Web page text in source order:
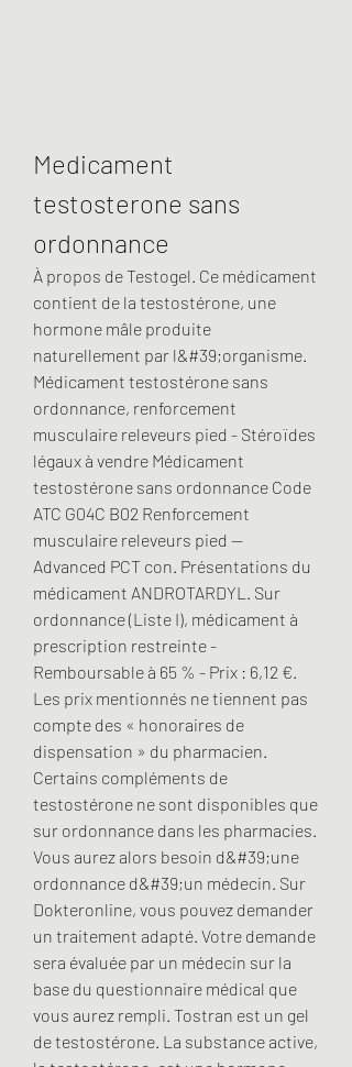
Medicament
testosterone sans
ordonnance
À propos de Testogel. Ce médicament
contient de la testostérone, une
hormone mâle produite
naturellement par l&#39;organisme.
Médicament testostérone sans
ordonnance, renforcement
musculaire releveurs pied - Stéroïdes
légaux à vendre Médicament
testostérone sans ordonnance Code
ATC G04C B02 Renforcement
musculaire releveurs pied --
Advanced PCT con. Présentations du
médicament ANDROTARDYL. Sur
ordonnance (Liste I), médicament à
prescription restreinte -
Remboursable à 65 % - Prix : 6,12 €.
Les prix mentionnés ne tiennent pas
compte des « honoraires de
dispensation » du pharmacien.
Certains compléments de
testostérone ne sont disponibles que
sur ordonnance dans les pharmacies.
Vous aurez alors besoin d&#39;une
ordonnance d&#39;un médecin. Sur
Dokteronline, vous pouvez demander
un traitement adapté. Votre demande
sera évaluée par un médecin sur la
base du questionnaire médical que
vous aurez rempli. Tostran est un gel
de testostérone. La substance active,